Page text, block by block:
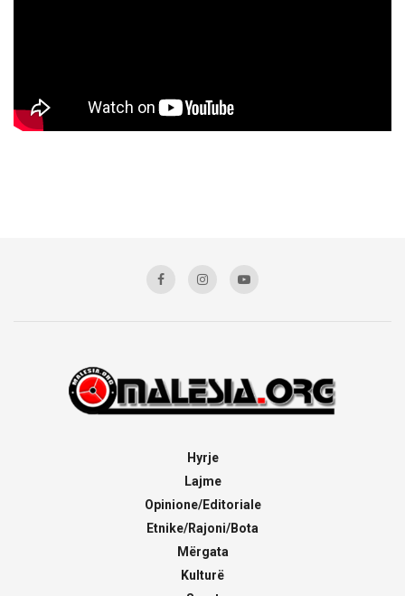
Hyrje
Lajme
Opinione/Editoriale
Etnike/Rajoni/Bota
Mërgata
Kulturë